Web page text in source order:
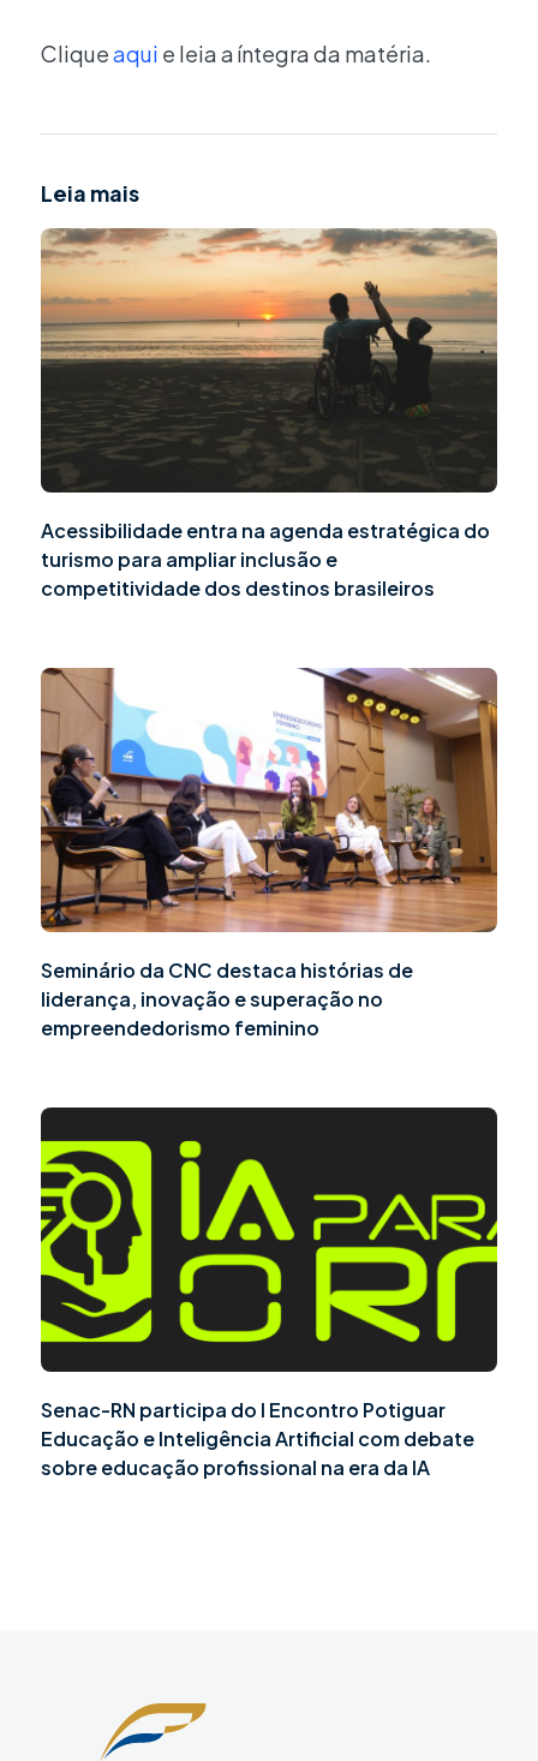
Cliqueaqui e leia a íntegra da matéria.
Leia mais
Acessibilidade entra na agenda estratégica do
turismo para ampliar inclusão e
competitividade dos destinos brasileiros
Seminário da CNC destaca histórias de
liderança, inovação e superação no
empreendedorismo feminino
Senac-RN participa do I Encontro Potiguar
Educação e Inteligência Artificial com debate
sobre educação profissional na era da IA